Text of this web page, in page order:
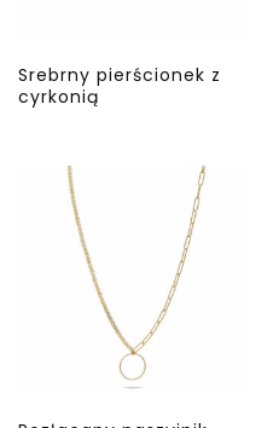
Srebrny pierścionek z
cyrkonią